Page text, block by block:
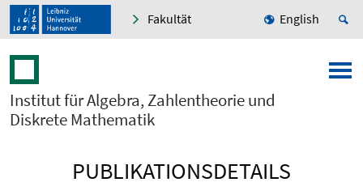
Fakultät English
Institut für Algebra, Zahlentheorie und
Diskrete Mathematik
PUBLIKATIONSDETAILS